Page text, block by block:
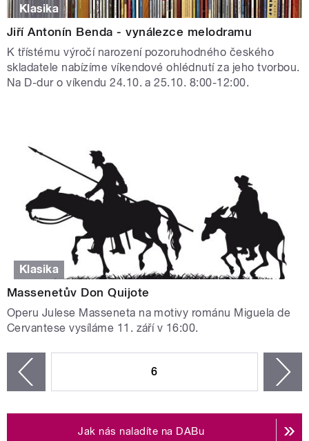
Klasika
Jiří Antonín Benda - vynálezce melodramu
K třístému výročí narození pozoruhodného českého
skladatele nabízíme víkendové ohlédnutí za jeho tvorbou.
Na D-dur o víkendu 24.10. a 25.10. 8:00-12:00.
Klasika
Massenetův Don Quijote
Operu Julese Masseneta na motivy románu Miguela de
Cervantese vysíláme 11. září v 16:00.
6
Jak nás naladíte na DABu